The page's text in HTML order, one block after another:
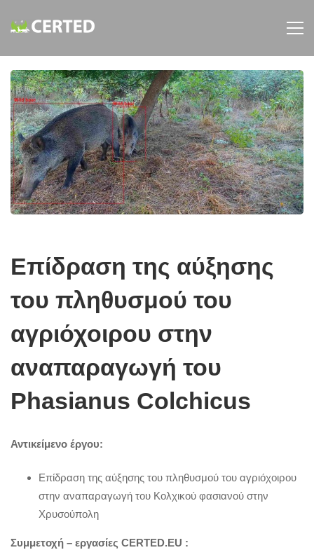
Επίδραση
της
αύξησης
πληθυσμού
του
αγριόχοιρου
αναπαραγωγή
του
Επίδραση της αύξησης
του πληθυσμού του
αγριόχοιρου στην
αναπαραγωγή του
Phasianus Colchicus
Αντικείμενο έργου:
Επίδραση της αύξησης του πληθυσμού του αγριόχοιρου
στην αναπαραγωγή του Κολχικού φασιανού στην
Χρυσούπολη
Συμμετοχή – εργασίες CERTED.EU :